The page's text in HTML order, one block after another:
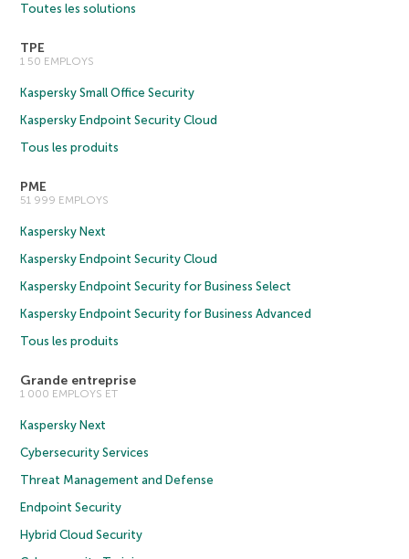
Toutes les solutions
TPE
1 50 EMPLOYS
Kaspersky Small Office Security
Kaspersky Endpoint Security Cloud
Tous les produits
PME
51 999 EMPLOYS
Kaspersky Next
Kaspersky Endpoint Security Cloud
Kaspersky Endpoint Security for Business Select
Kaspersky Endpoint Security for Business Advanced
Tous les produits
Grande entreprise
1 000 EMPLOYS ET
Kaspersky Next
Cybersecurity Services
Threat Management and Defense
Endpoint Security
Hybrid Cloud Security